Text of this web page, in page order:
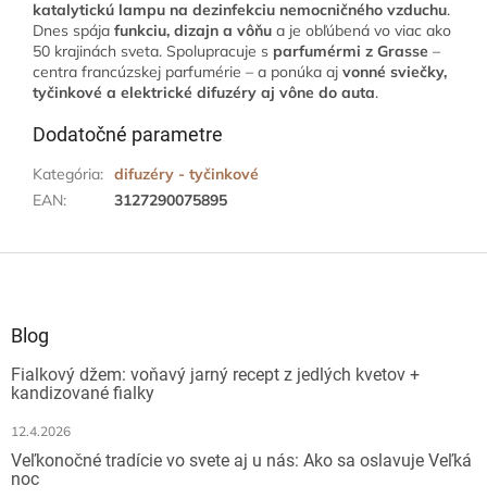
katalytickú lampu na dezinfekciu nemocničného vzduchu.
Dnes spája funkciu, dizajn a vôňu a je obľúbená vo viac ako
50 krajinách sveta. Spolupracuje s parfumérmi z Grasse –
centra francúzskej parfumérie – a ponúka aj vonné sviečky,
tyčinkové a elektrické difuzéry aj vône do auta.
Dodatočné parametre
Kategória: difuzéry - tyčinkové
EAN: 3127290075895
Blog
Fialkový džem: voňavý jarný recept z jedlých kvetov +
kandizované fialky
12.4.2026
Veľkonočné tradície vo svete aj u nás: Ako sa oslavuje Veľká
noc